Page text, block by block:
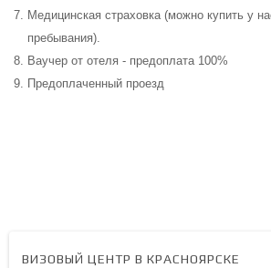
Медицинская страховка (можно купить у
пребывания).
Ваучер от отеля - предоплата 100%
Предоплаченный проезд
ВИЗОВЫЙ ЦЕНТР В КРАСНОЯРСКЕ